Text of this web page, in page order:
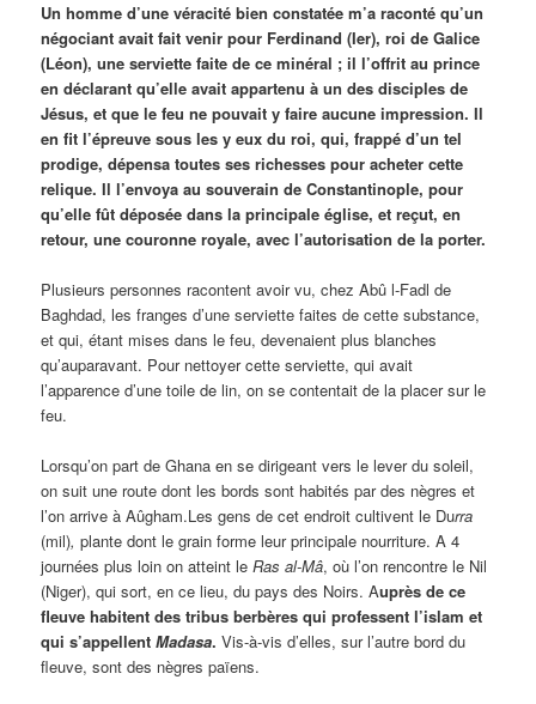
Un homme d’une véracité bien constatée m’a raconté qu’un
négociant avait fait venir pour Ferdinand (Ier), roi de Galice
(Léon), une serviette faite de ce minéral ; il l’offrit au prince
en déclarant qu’elle avait appartenu à un des disciples de
Jésus, et que le feu ne pouvait y faire aucune impression. Il
en fit l’épreuve sous les y eux du roi, qui, frappé d’un tel
prodige, dépensa toutes ses richesses pour acheter cette
relique. Il l’envoya au souverain de Constantinople, pour
qu’elle fût déposée dans la principale église, et reçut, en
retour, une couronne royale, avec l’autorisation de la porter.
Plusieurs personnes racontent avoir vu, chez Abû l-Fadl de
Baghdad, les franges d’une serviette faites de cette substance,
et qui, étant mises dans le feu, devenaient plus blanches
qu’auparavant. Pour nettoyer cette serviette, qui avait
l’apparence d’une toile de lin, on se contentait de la placer sur le
feu.
Lorsqu’on part de Ghana en se dirigeant vers le lever du soleil,
on suit une route dont les bords sont habités par des nègres et
l’on arrive à Aûgham.Les gens de cet endroit cultivent le Durra
(mil),plante dont le grain forme leur principale nourriture. A 4
journées plus loin on atteint leRas al-Mâ, où l’on rencontre le Nil
(Niger), qui sort, en ce lieu, du pays des Noirs. Auprès de ce
fleuve habitent des tribus berbères qui professent l’islam et
qui s’appellentMadasa. Vis-à-vis d’elles, sur l’autre bord du
fleuve, sont des nègres païens.